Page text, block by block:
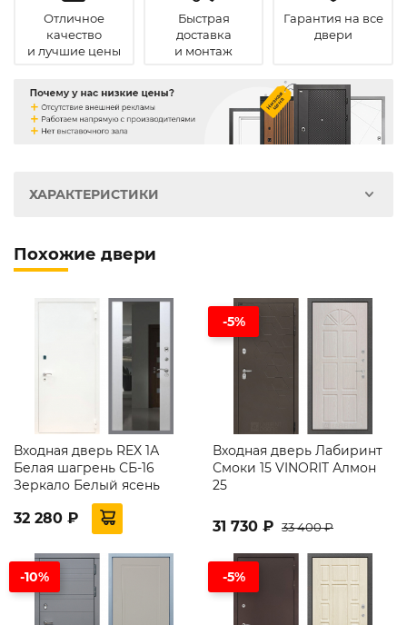
Отличное
качество
и лучшие цены
Быстрая
доставка
и монтаж
Гарантия на все
двери
ХАРАКТЕРИСТИКИ
Похожие двери
Входная дверь REX 1А
Белая шагрень СБ-16
Зеркало Белый ясень
32 280 ₽
-5%
Входная дверь Лабиринт
Смоки 15 VINORIT Алмон
25
31 730 ₽ 33 400 ₽
-10% -5%